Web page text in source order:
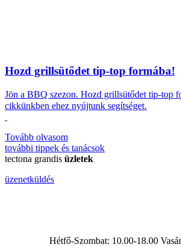
Hozd grillsütődet tip-top formába!
Jön a BBQ szezon. Hozd grillsütődet tip-top
cikkünkben ehez nyújtunk segítséget.
Tovább olvasom
további tippek és tanácsok
tectona grandis üzletek
üzenetküldés
Hétfő-Szombat: 10.00-18.00